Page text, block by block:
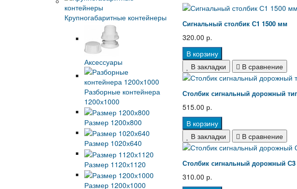
Крупногабаритные контейнеры
Аксессуары
Разборные контейнера
1200х1000
Размер 1200х800
Размер 1020х640
Размер 1120х1120
Размер 1200х1000
Сигнальный столбик С1 1500 мм
320.00 р.
В корзину
В закладки
В сравнение
Столбик сигнальный дорожный
515.00 р.
В корзину
В закладки
В сравнение
Столбик сигнальный дорожный
310.00 р.